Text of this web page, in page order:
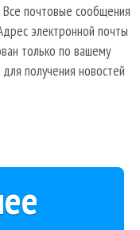
почтовые сообщения
электронной почты
только по вашему
получения новостей